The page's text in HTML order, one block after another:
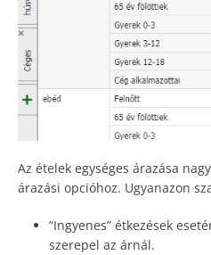
Az ételek egységes árazása
árazási opcióhoz. Ugyanazon
“Ingyenes” étkezések
szerepel az árnál.